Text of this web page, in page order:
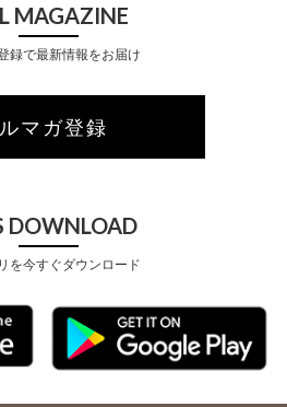
MAGAZINE
録で最新情報をお届け
マガ登録
DOWNLOAD
を今すぐダウンロード